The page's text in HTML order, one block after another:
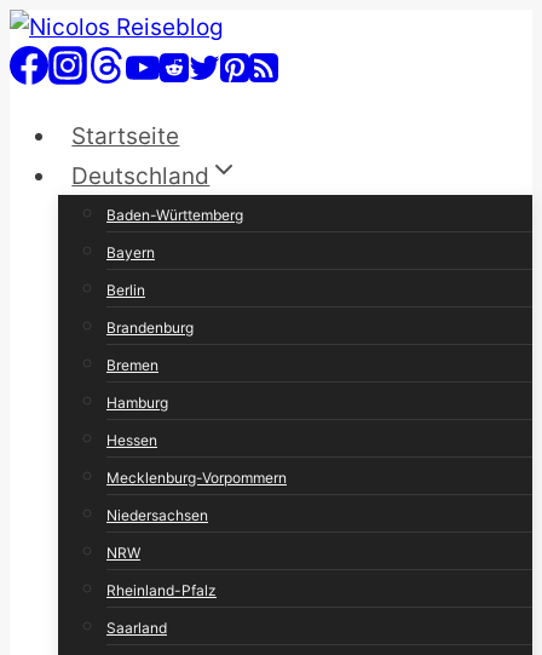
Zum
Inhalt
Startseite
Deutschland
Baden-Württemberg
Bayern
Berlin
Brandenburg
Bremen
Hamburg
Hessen
Mecklenburg-Vorpommern
Niedersachsen
NRW
Rheinland-Pfalz
Saarland